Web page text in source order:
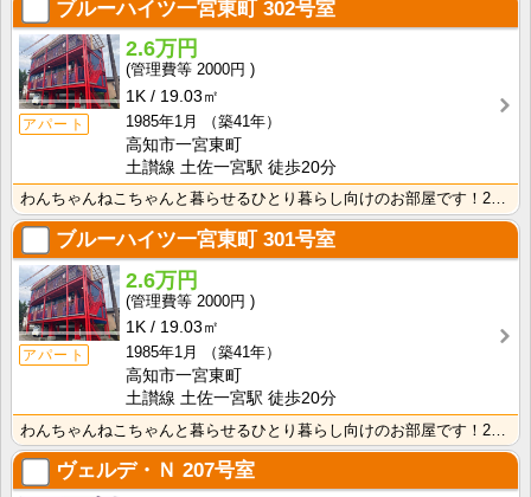
ブルーハイツ一宮東町302号室
アパート
2.6万円
2000円
1K
19.03㎡
1985年1月
（築41年）
高知市一宮東町
土讃線 土佐一宮駅 徒歩20分
ブルーハイツ一宮東町301号室
アパート
2.6万円
2000円
1K
19.03㎡
1985年1月
（築41年）
高知市一宮東町
土讃線 土佐一宮駅 徒歩20分
ヴェルデ・Ｎ 207号室